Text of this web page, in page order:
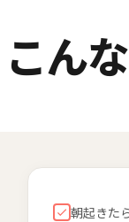
こん
朝起きた